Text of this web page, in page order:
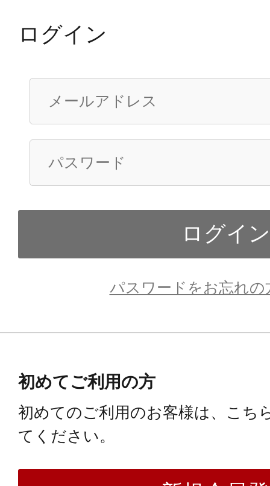
ログイン
パスワードをお忘れの
初めてご利用の方
初めてのご利用のお客様は、こち
てください。